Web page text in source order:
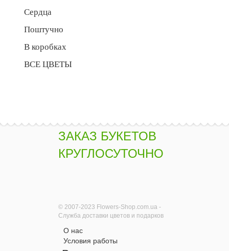
Сердца
Поштучно
В коробках
ВСЕ ЦВЕТЫ
ЗАКАЗ БУКЕТОВ
КРУГЛОСУТОЧНО
© 2007-2023 Flowers-Shop.com.ua -
Служба доставки цветов и подарков
О нас
Условия работы